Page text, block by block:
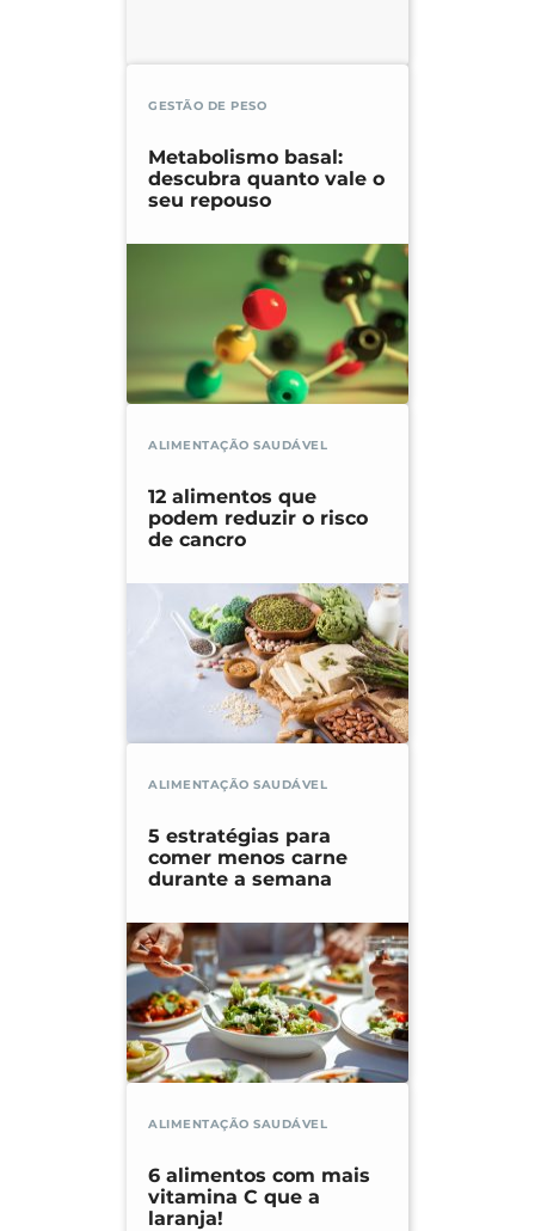
GESTÃO DE PESO
Metabolismo basal:
descubra quanto vale o
seu repouso
ALIMENTAÇÃO SAUDÁVEL
12 alimentos que
podem reduzir o risco
de cancro
ALIMENTAÇÃO SAUDÁVEL
5 estratégias para
comer menos carne
durante a semana
ALIMENTAÇÃO SAUDÁVEL
6 alimentos com mais
vitamina C que a
laranja!